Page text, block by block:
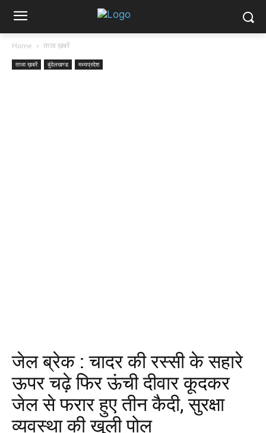
Home ताजा ख़बरें
ताजा ख़बरें बुंदेलखण्ड मध्यप्रदेश
जेल ब्रेक : चादर की रस्सी के सहारे
ऊपर चढ़े फिर ऊंची दीवार कूदकर
जेल से फरार हुए तीन कैदी, सुरक्षा
व्यवस्था की खुली पोल